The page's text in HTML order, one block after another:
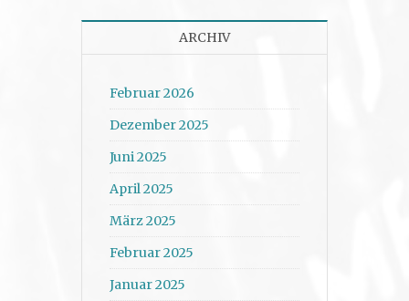
ARCHIV
Februar 2026
Dezember 2025
Juni 2025
April 2025
März 2025
Februar 2025
Januar 2025